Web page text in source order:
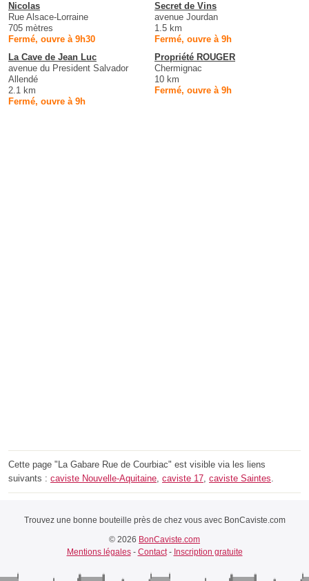
Nicolas
Rue Alsace-Lorraine
705 mètres
Fermé, ouvre à 9h30
Secret de Vins
avenue Jourdan
1.5 km
Fermé, ouvre à 9h
La Cave de Jean Luc
avenue du President Salvador
Allendé
2.1 km
Fermé, ouvre à 9h
Propriété ROUGER
Chermignac
10 km
Fermé, ouvre à 9h
Cette page "La Gabare Rue de Courbiac" est visible via les liens
suivants : caviste Nouvelle-Aquitaine, caviste 17, caviste Saintes.
Trouvez une bonne bouteille près de chez vous avec BonCaviste.com
© 2026 BonCaviste.com
Mentions légales- Contact- Inscription gratuite